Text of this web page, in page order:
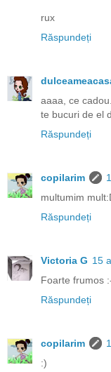
rux
Răspundeți
aaaa, ce
te bucuri de el
Răspundeți
copilarim
multumim
Răspundeți
Victoria G 15
Foarte frumos :-
Răspundeți
copilarim
:)